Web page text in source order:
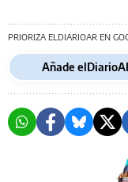
PRIORIZA ELDIARIOAR EN
Añade